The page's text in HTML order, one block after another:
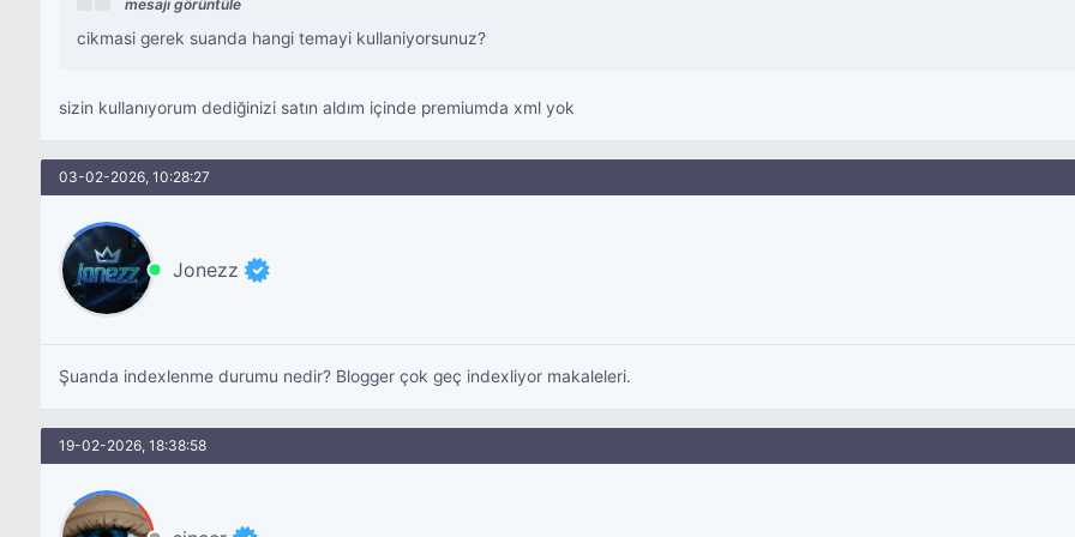
mesajı görüntüle
cikmasi gerek suanda hangi temayi kullaniyorsunuz?
sizin kullanıyorum dediğinizi satın aldım içinde premiumda xml yok
03-02-2026, 10:28:27
Jonezz
Şuanda indexlenme durumu nedir? Blogger çok geç indexliyor makaleleri.
19-02-2026, 18:38:58